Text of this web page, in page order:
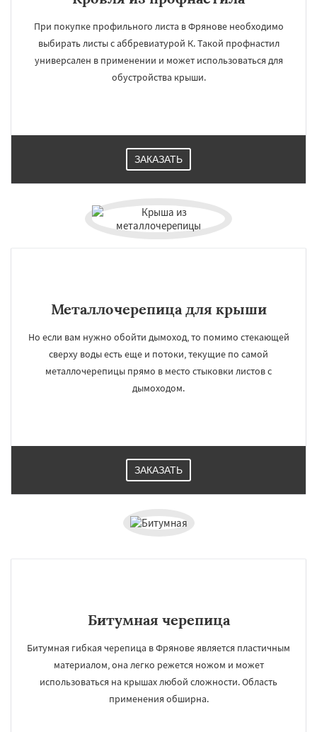
При покупке профильного листа в Фрянове необходимо
выбирать листы с аббревиатурой К. Такой профнастил
универсален в применении и может использоваться для
обустройства крыши.
ЗАКАЗАТЬ
Металлочерепица для крыши
Но если вам нужно обойти дымоход, то помимо стекающей
сверху воды есть еще и потоки, текущие по самой
металлочерепицы прямо в место стыковки листов с
дымоходом.
ЗАКАЗАТЬ
Битумная черепица
Битумная гибкая черепица в Фрянове является пластичным
материалом, она легко режется ножом и может
использоваться на крышах любой сложности. Область
применения обширна.